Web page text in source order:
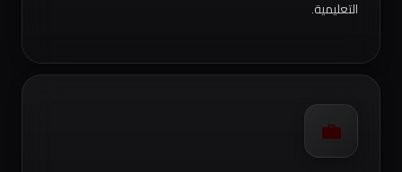
التعليمية.
💼